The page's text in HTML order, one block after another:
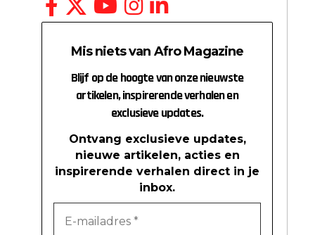
Mis niets van Afro Magazine
Blijf op de hoogte van onze nieuwste
artikelen, inspirerende verhalen en
exclusieve updates.
Ontvang exclusieve updates,
nieuwe artikelen, acties en
inspirerende verhalen direct in je
inbox.